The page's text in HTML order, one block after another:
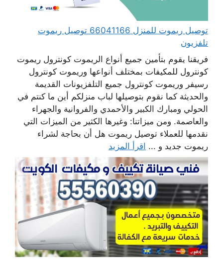
توصيل ريموت للمنزل 66041166 توصيل ريموت
تلفزيون
فريقنا يقوم بتأمين جميع أنواع الريموت كونترول ريموت
كونترول للمكيفات بمختلف أنواعها وريموت كونترول
رسيفر وريموت كونترول جميع التلفزيونات القديمة
والحديثة كما نقوم بتوصيلها لباب منزلكم أين ما كنتم في
الحولي ومبارك الكبير والأحمدي والفروانية والجهراء
والعاصمة. ومن ميزاتنا: وغيرها الكثير من الميزات التي
نقدمها للعملاء توصيل ريموت هل أن بحاجة لشراء
ريموت جديد و ... اقرأ المزيد